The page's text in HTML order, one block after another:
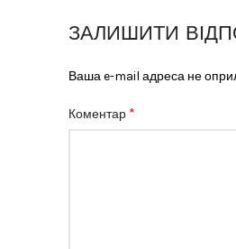
ЗАЛИШИТИ
Ваша e-mail адреса не
Коментар *